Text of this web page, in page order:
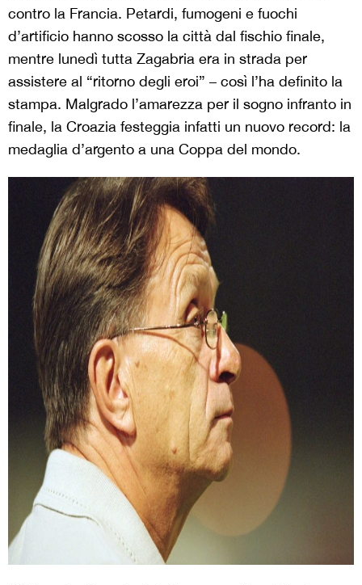
contro la Francia. Petardi, fumogeni e fuochi
d’artificio hanno scosso la città dal fischio finale,
mentre lunedì tutta Zagabria era in strada per
assistere al “ritorno degli eroi” – così l’ha definito la
stampa. Malgrado l’amarezza per il sogno infranto in
finale, la Croazia festeggia infatti un nuovo record: la
medaglia d’argento a una Coppa del mondo.